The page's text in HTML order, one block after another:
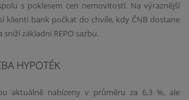
s poklesem cen nemovitostí. Na výraznější
klienti bank počkat do chvíle, kdy ČNB dostane
základní REPO sazbu.
HYPOTÉK
aktuálně nabízeny v průměru za 6,3 %, ale